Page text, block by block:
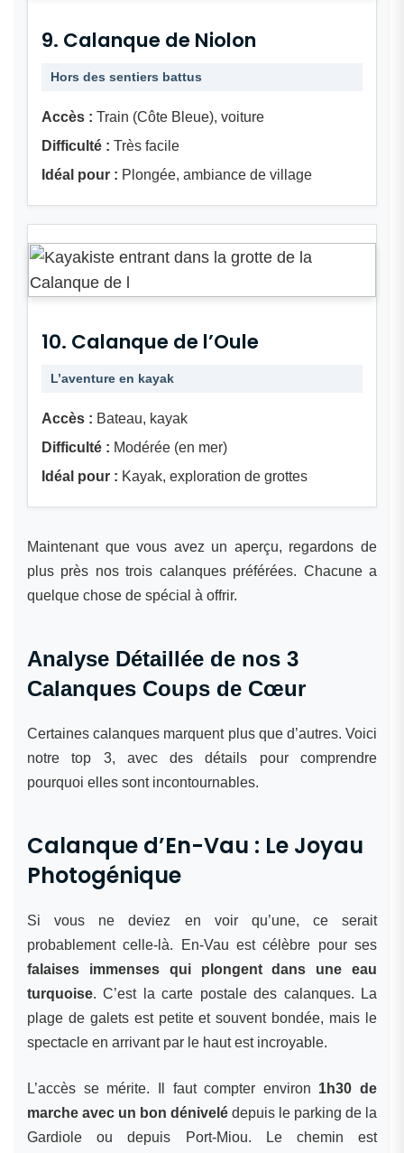
9. Calanque de Niolon
Hors des sentiers battus
Accès : Train (Côte Bleue), voiture
Difficulté : Très facile
Idéal pour : Plongée, ambiance de village
10. Calanque de l’Oule
L’aventure en kayak
Accès : Bateau, kayak
Difficulté : Modérée (en mer)
Idéal pour : Kayak, exploration de grottes
Maintenant que vous avez un aperçu, regardons de
plus près nos trois calanques préférées. Chacune a
quelque chose de spécial à offrir.
Analyse Détaillée de nos 3
Calanques Coups de Cœur
Certaines calanques marquent plus que d’autres. Voici
notre top 3, avec des détails pour comprendre
pourquoi elles sont incontournables.
Calanque d’En-Vau : Le Joyau
Photogénique
Si vous ne deviez en voir qu’une, ce serait
probablement celle-là. En-Vau est célèbre pour ses
falaises immenses qui plongent dans une eau
turquoise. C’est la carte postale des calanques. La
plage de galets est petite et souvent bondée, mais le
spectacle en arrivant par le haut est incroyable.
L’accès se mérite. Il faut compter environ 1h30 de
marche avec un bon dénivelé depuis le parking de la
Gardiole ou depuis Port-Miou. Le chemin est